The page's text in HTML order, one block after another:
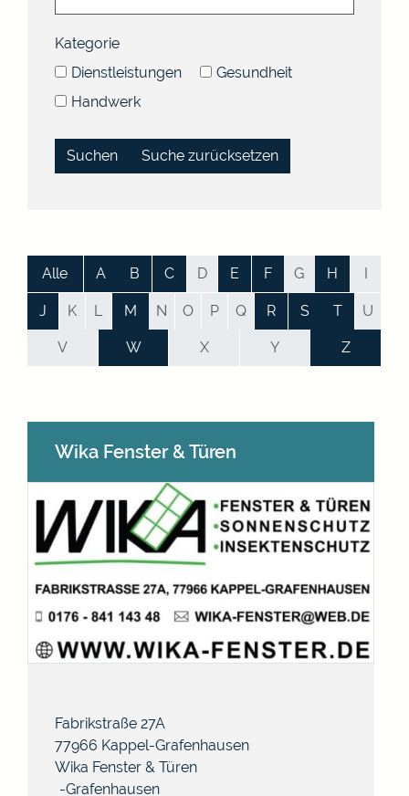
Kategorie
Dienstleistungen
Gesundheit
Handwerk
Suche zurücksetzen
Alle A B C D E F G H I
J K L M N O P Q R S T U
V W X Y Z
Wika Fenster & Türen
Wika Fenster & Türen
Grafenhausen
Fabrikstraße 27A
77966 Kappel-Grafenhausen